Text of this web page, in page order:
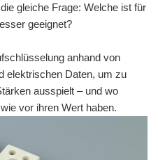
gleiche Frage: Welche ist für
geeignet?
anhand von
elektrischen Daten, um zu
ausspielt – und wo
vor ihren Wert haben.